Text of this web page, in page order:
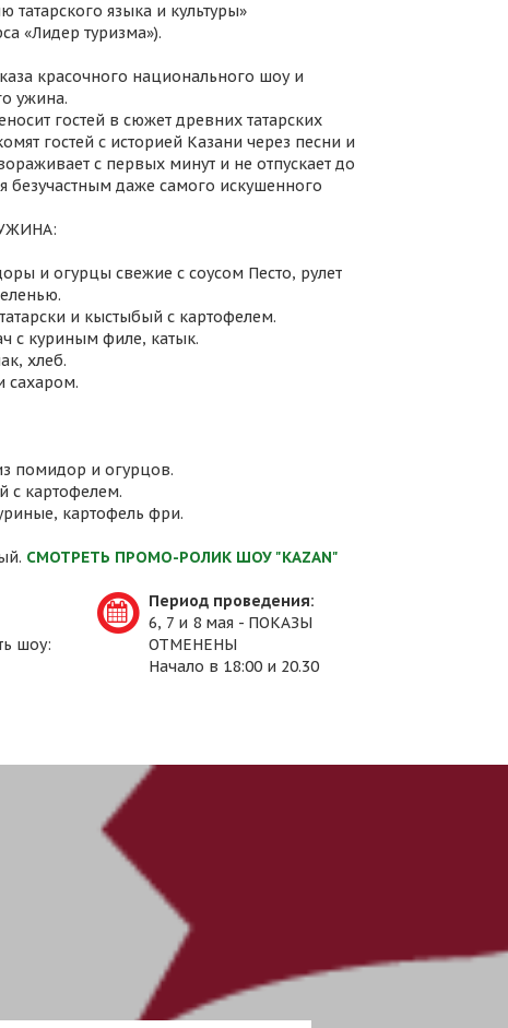
татарского языка и культуры»
«Лидер туризма»).
красочного национального шоу и
ужина.
гостей в сюжет древних татарских
гостей с историей Казани через песни и
с первых минут и не отпускает до
безучастным даже самого искушенного
и огурцы свежие с соусом Песто, рулет
и кыстыбый с картофелем.
с куриным филе, катык.
хлеб.
сахаром.
помидор и огурцов.
с картофелем.
картофель фри.
СМОТРЕТЬ ПРОМО-РОЛИК ШОУ "KAZAN"
шоу:
Период проведения:
6, 7 и 8 мая - ПОКАЗЫ
ОТМЕНЕНЫ
Начало в 18:00 и 20.30